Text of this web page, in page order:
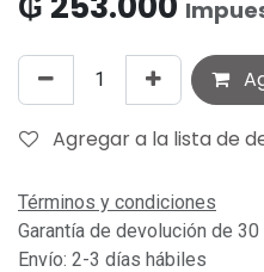
Agregar a la lista de
Términos y condiciones
Garantía de devolución de 30
Envío: 2-3 días hábiles